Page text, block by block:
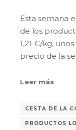
Esta semana
de los
1,21 €/kg,
precio de la
Leer más
CESTA DE LA
PRODUCTOS